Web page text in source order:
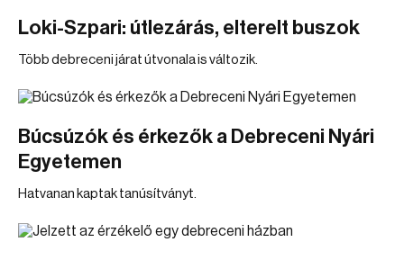
Loki-Szpari: útlezárás, elterelt buszok
Több debreceni járat útvonala is változik.
Búcsúzók és érkezők a Debreceni Nyári
Egyetemen
Hatvanan kaptak tanúsítványt.